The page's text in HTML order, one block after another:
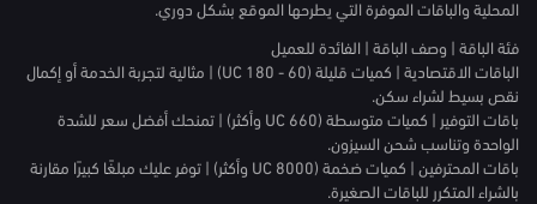
المحلية والباقات الموفرة التي يطرحها الموقع بشكل دوري.
فئة الباقة | وصف الباقة | الفائدة للعميل
الباقات الاقتصادية | كميات قليلة (60 - 180 UC) | مثالية لتجربة الخدمة أو إكمال
نقص بسيط لشراء سكن.
باقات التوفير | كميات متوسطة (660 UC وأكثر) | تمنحك أفضل سعر للشدة
الواحدة وتناسب شحن السيزون.
باقات المحترفين | كميات ضخمة (8000 UC وأكثر) | توفر عليك مبلغًا كبيرًا مقارنة
بالشراء المتكرر للباقات الصغيرة.